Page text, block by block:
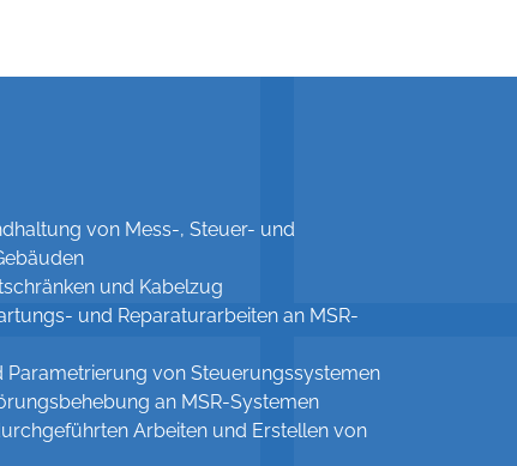
von Mess-, Steuer- und
und Kabelzug
und Reparaturarbeiten an MSR-
von Steuerungssystemen
an MSR-Systemen
Arbeiten und Erstellen von